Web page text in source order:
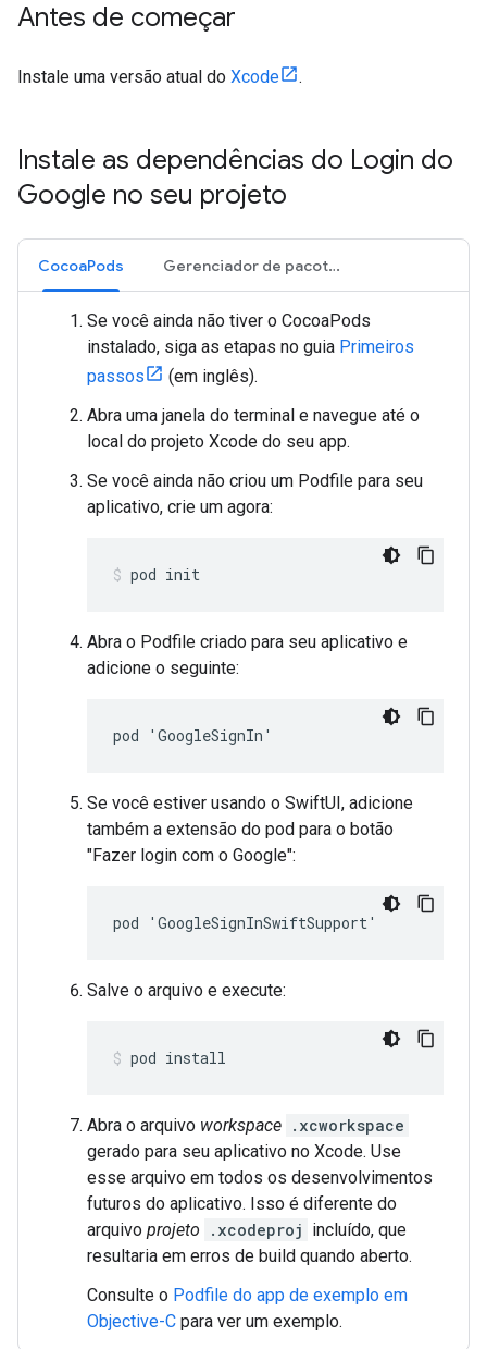
Antes de começar
Instale uma versão atual do Xcode .
Instale as dependências do Login do
Google no seu projeto
CocoaPods Gerenciador de pacotes do Swift
Se você ainda não tiver o CocoaPods
instalado, siga as etapas no guia Primeiros
passos
(em inglês).
Abra uma janela do terminal e navegue até o
local do projeto Xcode do seu app.
Se você ainda não criou um Podfile para seu
aplicativo, crie um agora:
pod init
Abra o Podfile criado para seu aplicativo e
adicione o seguinte:
pod 'GoogleSignIn'
Se você estiver usando o SwiftUI, adicione
também a extensão do pod para o botão
"Fazer login com o Google":
pod 'GoogleSignInSwiftSupport'
Salve o arquivo e execute:
pod install
Abra o arquivo workspace .xcworkspace
gerado para seu aplicativo no Xcode. Use
esse arquivo em todos os desenvolvimentos
futuros do aplicativo. Isso é diferente do
arquivo projeto .xcodeproj incluído, que
resultaria em erros de build quando aberto.
Consulte o Podfile do app de exemplo em
Objective-C para ver um exemplo.